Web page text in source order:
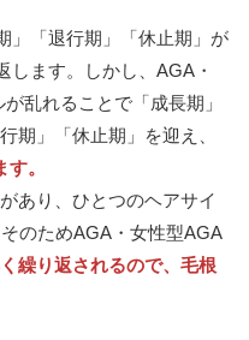
」「退行期」「休止期」が
します。しかし、AGA・
乱れることで「成長期」
期」「休止期」を迎え、
。
あり、ひとつのヘアサイ
のためAGA・女性型AGA
繰り返されるので、毛根